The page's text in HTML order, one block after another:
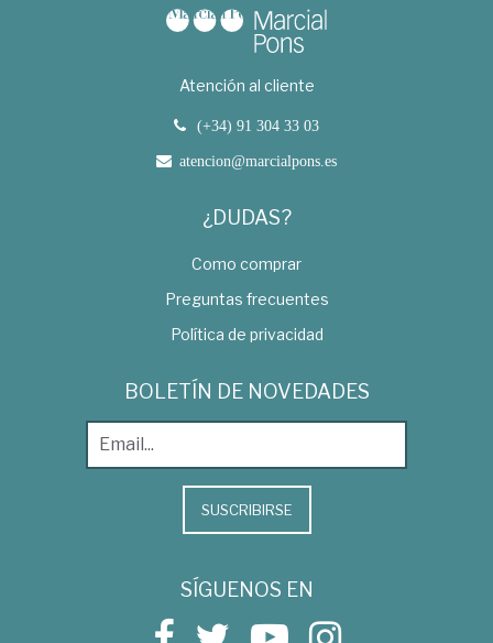
Atención al cliente
(+34) 91 304 33 03
atencion@marcialpons.es
¿DUDAS?
Como comprar
Preguntas frecuentes
Política de privacidad
BOLETÍN DE NOVEDADES
SUSCRIBIRSE
SÍGUENOS EN